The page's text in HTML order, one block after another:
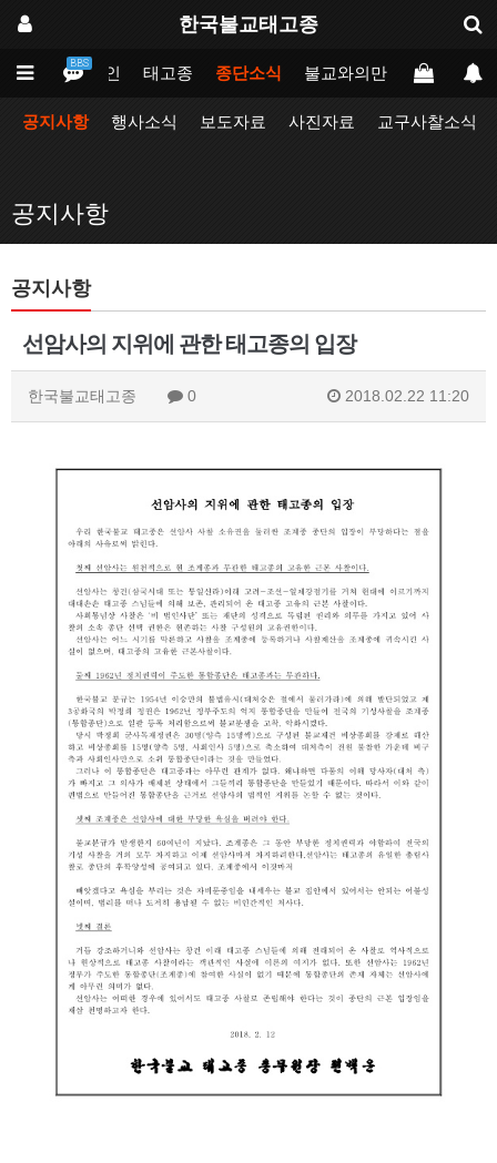
한국불교태고종
BBS
메인 태고종 종단소식 불교와의만남 업무포털
공지사항 행사소식 보도자료 사진자료 교구사찰소식
공지사항
공지사항
선암사의 지위에 관한 태고종의 입장
한국불교태고종 0 2018.02.22 11:20